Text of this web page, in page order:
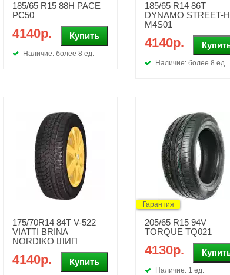
185/65 R15 88H PACE
PC50
4140р.
Наличие: более 8 ед.
185/65 R14 86T
DYNAMO STREET-H
M4S01
4140р.
Наличие: более 8 ед.
175/70R14 84T V-522
VIATTI BRINA
NORDIKO ШИП
4140р.
Гарантия
205/65 R15 94V
TORQUE TQ021
4130р.
Наличие: 1 ед.